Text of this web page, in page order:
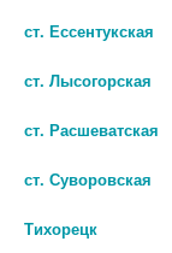
Бонусная
ст. Ессентукская
ст. Лысогорская
ст. Расшеватская
ст. Суворовская
Тихорецк